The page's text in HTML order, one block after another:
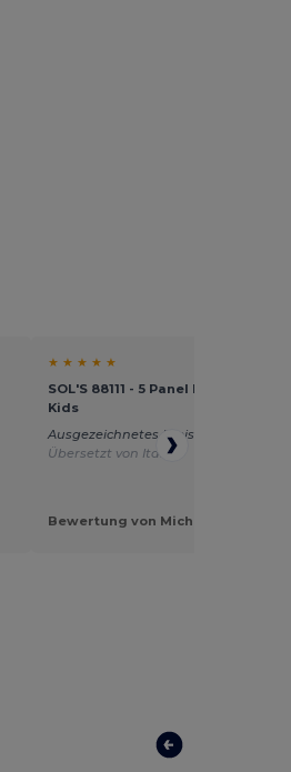
★ ★ ★ ★ ★
SOL'S 88111 - 5 Panel Kinder Cap
Kids
Ausgezeichnetes Preis-Leistungs-
Übersetzt von Italian
Bewertung von Michela M.